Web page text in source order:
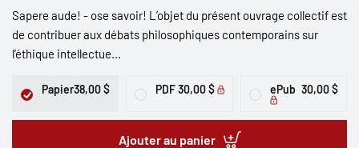
Sapere aude! - ose savoir! L’objet du présent ouvrage collectif est
de contribuer aux débats philosophiques contemporains sur
l’éthique intellectue...
Papier38,00 $ PDF30,00 $ ePub 30,00 $
Ajouter au panier